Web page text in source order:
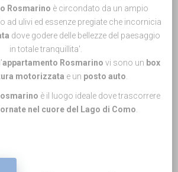
Rosmarino è circondato da un ampio
ad ulivi ed essenze pregiate che incornicia
dove godere delle bellezze del paesaggio
in totale tranquillita'.
appartamento Rosmarino vi sono un box
motorizzata e un posto auto
è il luogo ideale dove trascorrere
nel cuore del Lago di Como